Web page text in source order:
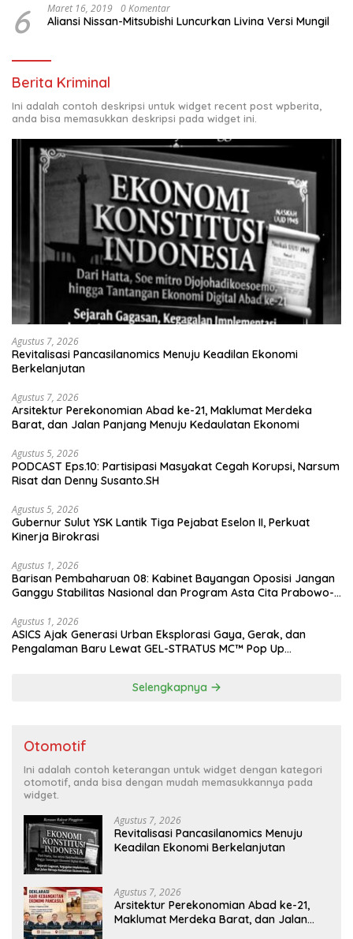
6 Maret 16, 2019 0 Komentar
Aliansi Nissan-Mitsubishi Luncurkan Livina Versi Mungil
Berita Kriminal
Ini adalah contoh deskripsi untuk widget recent post wpberita,
anda bisa memasukkan deskripsi pada widget ini.
Agustus 7, 2026
Revitalisasi Pancasilanomics Menuju Keadilan Ekonomi
Berkelanjutan
Agustus 7, 2026
Arsitektur Perekonomian Abad ke-21, Maklumat Merdeka
Barat, dan Jalan Panjang Menuju Kedaulatan Ekonomi
Agustus 5, 2026
PODCAST Eps.10: Partisipasi Masyakat Cegah Korupsi, Narsum
Risat dan Denny Susanto.SH
Agustus 5, 2026
Gubernur Sulut YSK Lantik Tiga Pejabat Eselon II, Perkuat
Kinerja Birokrasi
Agustus 1, 2026
Barisan Pembaharuan 08: Kabinet Bayangan Oposisi Jangan
Ganggu Stabilitas Nasional dan Program Asta Cita Prabowo-
Agustus 1, 2026
ASICS Ajak Generasi Urban Eksplorasi Gaya, Gerak, dan
Pengalaman Baru Lewat GEL-STRATUS MC™ Pop Up
Selengkapnya
Otomotif
Ini adalah contoh keterangan untuk widget dengan kategori
otomotif, anda bisa dengan mudah memasukkannya pada
widget.
Agustus 7, 2026
Revitalisasi Pancasilanomics Menuju
Keadilan Ekonomi Berkelanjutan
Agustus 7, 2026
Arsitektur Perekonomian Abad ke-21,
Maklumat Merdeka Barat, dan Jalan